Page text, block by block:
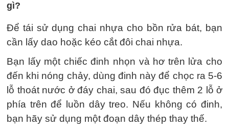
gì?
Để tái sử dụng chai nhựa cho bồn rửa bát, bạn
cần lấy dao hoặc kéo cắt đôi chai nhựa.
Bạn lấy một chiếc đinh nhọn và hơ trên lửa cho
đến khi nóng chảy, dùng đinh này để chọc ra 5-6
lỗ thoát nước ở đáy chai, sau đó đục thêm 2 lỗ ở
phía trên để luồn dây treo. Nếu không có đinh,
bạn hãy sử dụng một đoạn dây thép thay thế.